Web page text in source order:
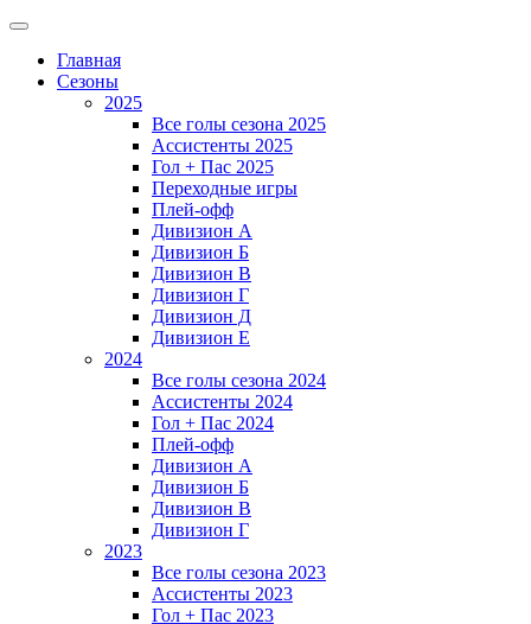
Главная
Сезоны
2025
Все голы сезона 2025
Ассистенты 2025
Гол + Пас 2025
Переходные игры
Плей-офф
Дивизион A
Дивизион Б
Дивизион В
Дивизион Г
Дивизион Д
Дивизион Е
2024
Все голы сезона 2024
Ассистенты 2024
Гол + Пас 2024
Плей-офф
Дивизион A
Дивизион Б
Дивизион В
Дивизион Г
2023
Все голы сезона 2023
Ассистенты 2023
Гол + Пас 2023